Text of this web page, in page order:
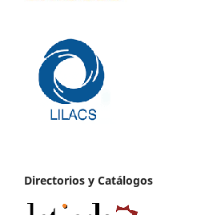
Directorios y Catálogos